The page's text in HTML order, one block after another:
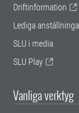
Driftinformation
Lediga
SLU i media
SLU Play
Vanliga verktyg